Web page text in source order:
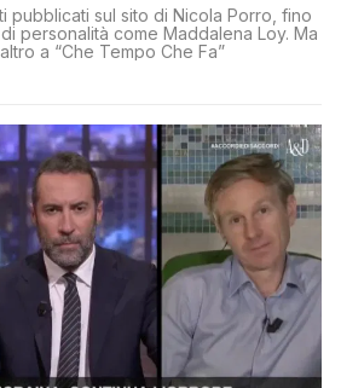
pubblicati sul sito di Nicola Porro, fino
personalità come Maddalena Loy. Ma
a “Che Tempo Che Fa”